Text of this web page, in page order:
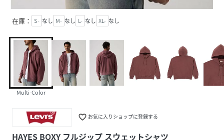
在庫： S- なし M- なし L- なし XL- なし
Multi-Color
favorite_border お気に入りショップに登録する
HAYES BOXY フルジップ スウェットシャツ